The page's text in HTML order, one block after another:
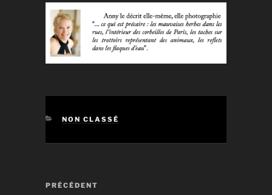
CATÉGORIES
NON CLASSÉ
Navigation
Article
PRÉCÉDENT